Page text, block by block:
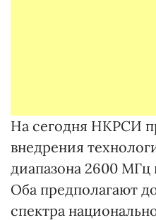
На сегодня НКРСИ
внедрения
диапазона 2600 МГц
Оба предполагают
спектра